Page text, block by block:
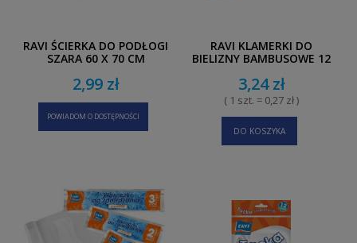
RAVI ŚCIERKA DO PODŁOGI
SZARA 60 X 70 CM
2,99 zł
POWIADOM O DOSTĘPNOŚCI
RAVI KLAMERKI DO
BIELIZNY BAMBUSOWE 12
3,24 zł
( 1 szt. = 0,27 zł )
DO KOSZYKA